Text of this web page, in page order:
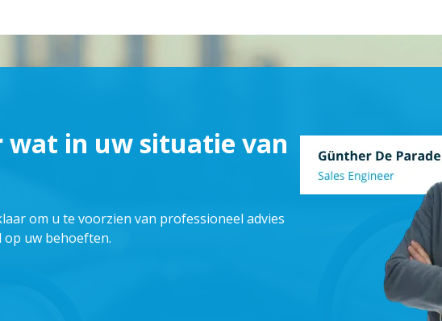
wat in uw situatie van
om u te voorzien van professioneel advies
uw behoeften.